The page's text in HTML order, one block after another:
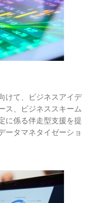
けて、ビジネスアイデ
ス、ビジネススキーム
に係る伴走型支援を提
ータマネタイゼーショ